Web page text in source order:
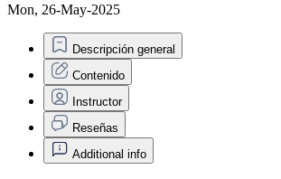
Mon, 26-May-2025
Descripción general
Contenido
Instructor
Reseñas
Additional info